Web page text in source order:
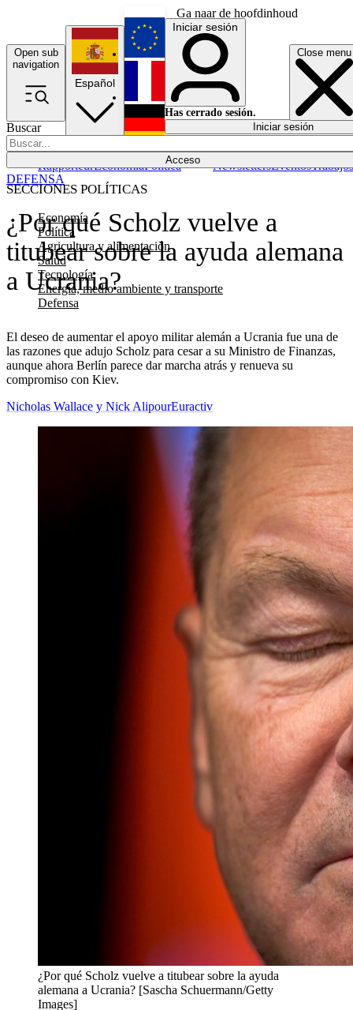
Ga naar de hoofdinhoud
Open sub
navigation
Close menu
Buscar
Acceso
SECCIONES POLÍTICAS
Economía
Política
Agricultura y alimentación
Salud
Tecnología
Energía, medio ambiente y transporte
Defensa
RapporteurEconomíaPolítica NewslettersEventosTrabajos
Español
English
Français
Iniciar sesión
Has cerrado sesión.
Iniciar sesión
¿Por qué Scholz vuelve a
titubear sobre la ayuda alemana
a Ucrania?
El deseo de aumentar el apoyo militar alemán a Ucrania fue una de
las razones que adujo Scholz para cesar a su Ministro de Finanzas,
aunque ahora Berlín parece dar marcha atrás y renueva su
compromiso con Kiev.
DEFENSA
Nicholas Wallace y Nick AlipourEuractiv
¿Por qué Scholz vuelve a titubear sobre la ayuda
alemana a Ucrania? [Sascha Schuermann/Getty
Images]